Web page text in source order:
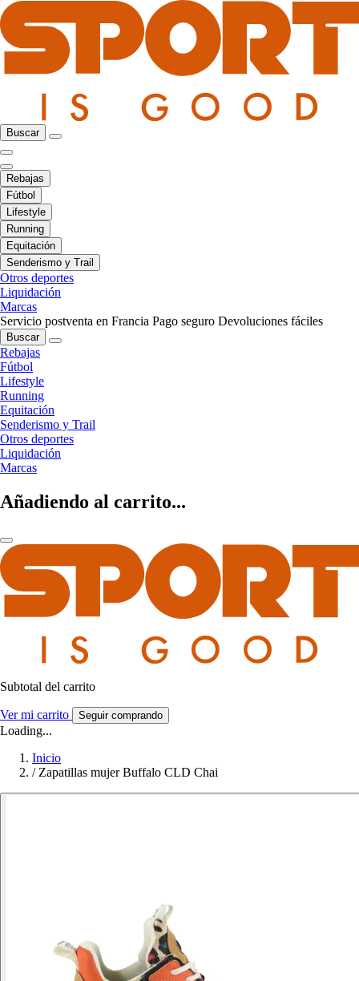
Buscar
Rebajas
Fútbol
Lifestyle
Running
Equitación
Senderismo y Trail
Otros deportes
Liquidación
Marcas
Servicio postventa en Francia Pago seguro Devoluciones fáciles
Buscar
Rebajas
Fútbol
Lifestyle
Running
Equitación
Senderismo y Trail
Otros deportes
Liquidación
Marcas
Añadiendo al carrito...
Subtotal del carrito
Ver mi carrito Seguir comprando
Loading...
Inicio
/ Zapatillas mujer Buffalo CLD Chai